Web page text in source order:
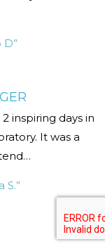
D”
inspiring days in
It was a
…
S.”